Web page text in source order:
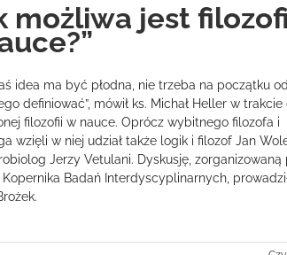
możliwa jest
idea ma być płodna, nie trzeba na początku
definiować”, mówił ks. Michał Heller w trakcie
filozofii w nauce. Oprócz wybitnego filozofa i
wzięli w niej udział także logik i filozof Jan
Jerzy Vetulani. Dyskusję, zorganizowaną
Badań Interdyscyplinarnych,